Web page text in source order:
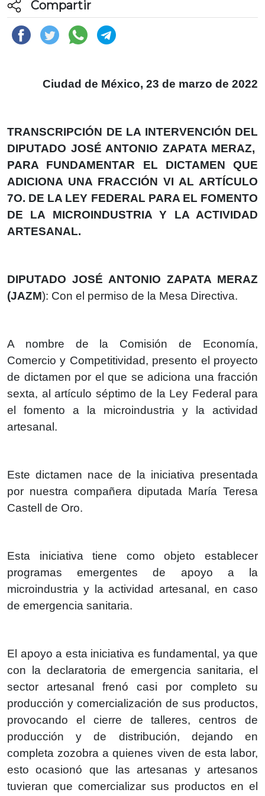
Compartir
Ciudad de México, 23 de marzo de 2022
TRANSCRIPCIÓN DE LA INTERVENCIÓN DEL
DIPUTADO JOSÉ ANTONIO ZAPATA MERAZ,
PARA FUNDAMENTAR EL DICTAMEN QUE
ADICIONA UNA FRACCIÓN VI AL ARTÍCULO
7O. DE LA LEY FEDERAL PARA EL FOMENTO
DE LA MICROINDUSTRIA Y LA ACTIVIDAD
ARTESANAL.
DIPUTADO JOSÉ ANTONIO ZAPATA MERAZ
(JAZM): Con el permiso de la Mesa Directiva.
A nombre de la Comisión de Economía,
Comercio y Competitividad, presento el proyecto
de dictamen por el que se adiciona una fracción
sexta, al artículo séptimo de la Ley Federal para
el fomento a la microindustria y la actividad
artesanal.
Este dictamen nace de la iniciativa presentada
por nuestra compañera diputada María Teresa
Castell de Oro.
Esta iniciativa tiene como objeto establecer
programas emergentes de apoyo a la
microindustria y la actividad artesanal, en caso
de emergencia sanitaria.
El apoyo a esta iniciativa es fundamental, ya que
con la declaratoria de emergencia sanitaria, el
sector artesanal frenó casi por completo su
producción y comercialización de sus productos,
provocando el cierre de talleres, centros de
producción y de distribución, dejando en
completa zozobra a quienes viven de esta labor,
esto ocasionó que las artesanas y artesanos
tuvieran que comercializar sus productos en el